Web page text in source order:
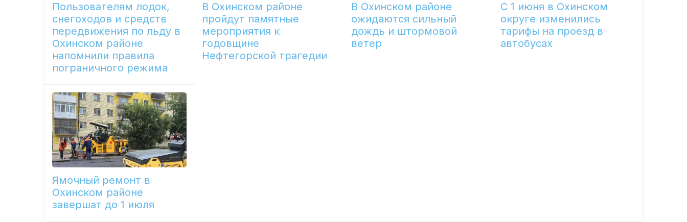
Пользователям лодок,
снегоходов и средств
передвижения по льду в
Охинском районе
напомнили правила
пограничного режима
В Охинском районе
пройдут памятные
мероприятия к
годовщине
Нефтегорской трагедии
В Охинском районе
ожидаются сильный
дождь и штормовой
ветер
С 1 июня в Охинском
округе изменились
тарифы на проезд в
автобусах
Ямочный ремонт в
Охинском районе
завершат до 1 июля